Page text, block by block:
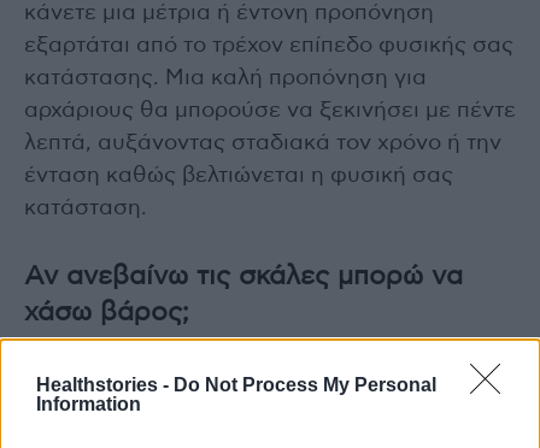
Healthstories - Do Not Process My Personal
Information
κάνετε μια μέτρια ή έντονη προπόνηση
εξαρτάται από το τρέχον επίπεδο φυσικής σας
κατάστασης. Μια καλή προπόνηση για
αρχάριους θα μπορούσε να ξεκινήσει με πέντε
λεπτά, αυξάνοντας σταδιακά τον χρόνο ή την
ένταση καθώς βελτιώνεται η φυσική σας
κατάσταση.
Αν ανεβαίνω τις σκάλες μπορώ να
χάσω βάρος;
Μια αλλαγή στα διατροφικά πρότυπα (όπως η
μείωση των θερμίδων) είναι ο κύριος μοχλός